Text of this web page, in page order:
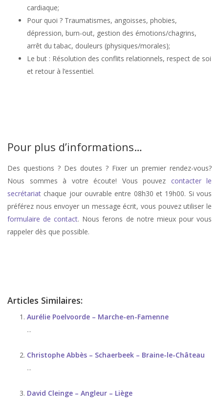
cardiaque;
Pour quoi ? Traumatismes, angoisses, phobies,
dépression, burn-out, gestion des émotions/chagrins,
arrêt du tabac, douleurs (physiques/morales);
Le but : Résolution des conflits relationnels, respect de soi
et retour à l’essentiel.
Pour plus d’informations…
Des questions ? Des doutes ? Fixer un premier rendez-vous?
Nous sommes à votre écoute! Vous pouvez contacter le
secrétariat chaque jour ouvrable entre 08h30 et 19h00. Si vous
préférez nous envoyer un message écrit, vous pouvez utiliser le
formulaire de contact. Nous ferons de notre mieux pour vous
rappeler dès que possible.
Articles Similaires:
Aurélie Poelvoorde – Marche-en-Famenne
...
Christophe Abbès – Schaerbeek – Braine-le-Château
...
David Cleinge – Angleur – Liège